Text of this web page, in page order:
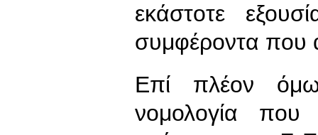
εκάστοτε
συμφέροντα που
Επί πλέον
νομολογία που